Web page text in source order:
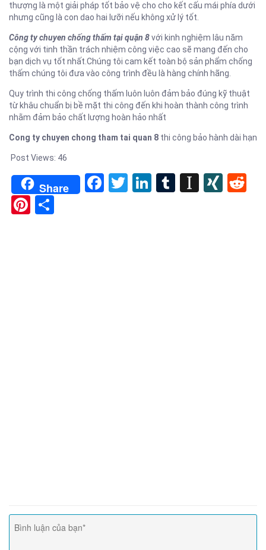
thượng là một giải pháp tốt bảo vệ cho cho kết cấu mái phía dưới
nhưng cũng là con dao hai lưỡi nếu không xử lý tốt.
Công ty chuyen chống thấm tại quận 8với kinh nghiệm lâu năm
cộng với tinh thần trách nhiệm công việc cao sẽ mang đến cho
bạn dịch vụ tốt nhất.Chúng tôi cam kết toàn bộ sản phẩm chống
thấm chúng tôi đưa vào công trình đều là hàng chính hãng.
Quy trình thi công chống thấm luôn luôn đảm bảo đúng kỹ thuật
từ khâu chuẩn bị bề mặt thi công đến khi hoàn thành công trình
nhằm đảm bảo chất lượng hoàn hảo nhất
Cong ty chuyen chong tham tai quan 8 thi công bảo hành dài hạn
Post Views: 46
Share Facebook
TwitterLinkedIn
Tumblr
Pinterest